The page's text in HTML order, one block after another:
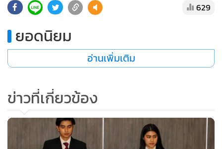
629
ยอดนิยม
อ่านเพิ่มเติม
ข่าวที่เกี่ยวข้อง